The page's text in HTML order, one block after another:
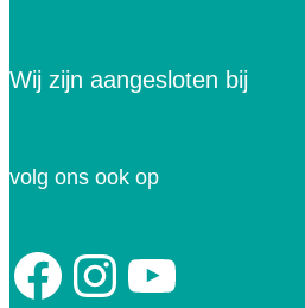
Wij zijn aangesloten bij
volg ons ook op
Facebook
Instagram